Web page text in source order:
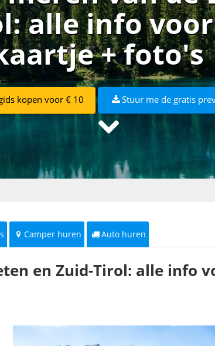
alle info
+ foto's
kopen voor € 10 Stuur me de gratis
Camper huren Auto huren
en Zuid-Tirol: alle info